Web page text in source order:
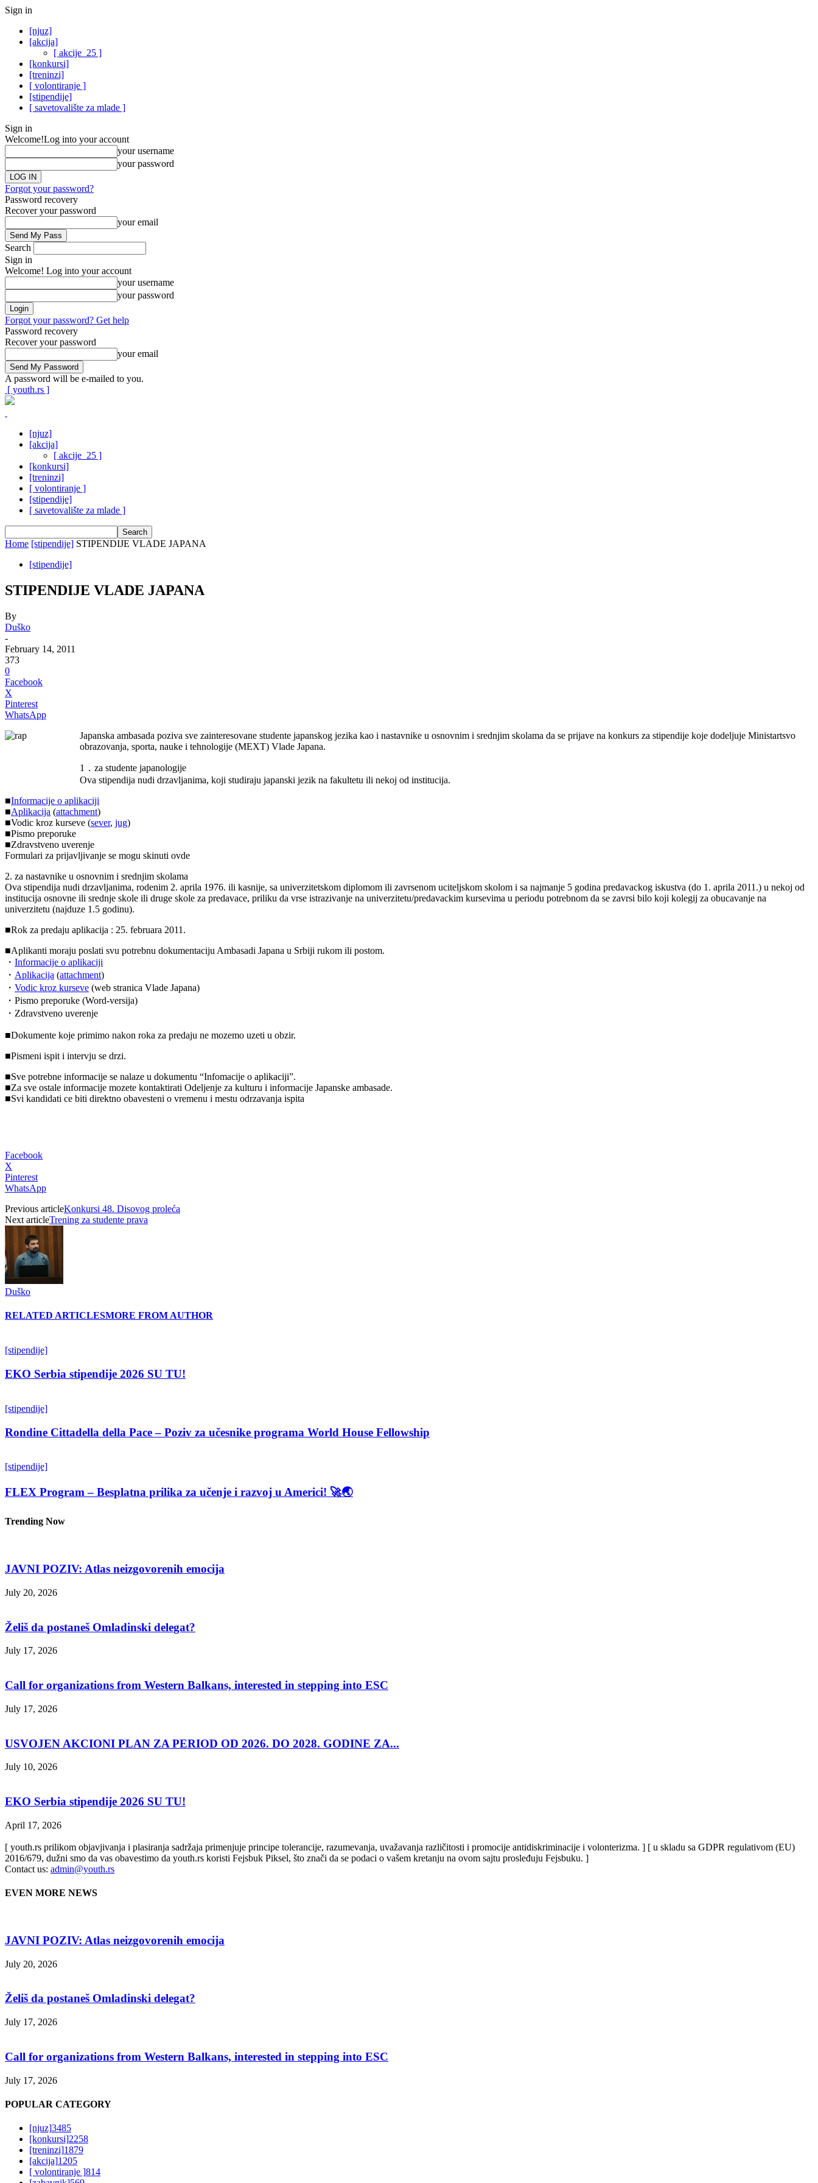
Sign in
[njuz]
[akcija]
[ akcije_25 ]
[konkursi]
[treninzi]
[ volontiranje ]
[stipendije]
[ savetovalište za mlade ]
Sign in
Welcome!Log into your account
your username
your password
Forgot your password?
Password recovery
Recover your password
your email
Search
Sign in
Welcome! Log into your account
your username
your password
Forgot your password? Get help
Password recovery
Recover your password
your email
A password will be e-mailed to you.
[ youth.rs ]
[njuz]
[akcija]
[ akcije_25 ]
[konkursi]
[treninzi]
[ volontiranje ]
[stipendije]
[ savetovalište za mlade ]
Home [stipendije] STIPENDIJE VLADE JAPANA
[stipendije]
STIPENDIJE VLADE JAPANA
By
Duško
-
February 14, 2011
373
0
Facebook
X
Pinterest
WhatsApp
Japanska ambasada poziva sve zainteresovane studente japanskog jezika kao i nastavnike u osnovnim i srednjim skolama da se prijave na konkurs za stipendije koje dodeljuje Ministartsvo
obrazovanja, sporta, nauke i tehnologije (MEXT) Vlade Japana.
1．za studente japanologije
Ova stipendija nudi drzavljanima, koji studiraju japanski jezik na fakultetu ili nekoj od institucija.
■Informacije o aplikaciji
■Aplikacija (attachment)
■Vodic kroz kurseve (sever, jug)
■Pismo preporuke
■Zdravstveno uverenje
Formulari za prijavljivanje se mogu skinuti ovde
2. za nastavnike u osnovnim i srednjim skolama
Ova stipendija nudi drzavljanima, rodenim 2. aprila 1976. ili kasnije, sa univerzitetskom diplomom ili zavrsenom uciteljskom skolom i sa najmanje 5 godina predavackog iskustva (do 1. aprila 2011.) u nekoj od
institucija osnovne ili srednje skole ili druge skole za predavace, priliku da vrse istrazivanje na univerzitetu/predavackim kursevima u periodu potrebnom da se zavrsi bilo koji kolegij za obucavanje na
univerzitetu (najduze 1.5 godinu).
■Rok za predaju aplikacija : 25. februara 2011.
■Aplikanti moraju poslati svu potrebnu dokumentaciju Ambasadi Japana u Srbiji rukom ili postom.
・ Informacije o aplikaciji
・ Aplikacija (attachment)
・ Vodic kroz kurseve (web stranica Vlade Japana)
・Pismo preporuke (Word-versija)
・Zdravstveno uverenje
■Dokumente koje primimo nakon roka za predaju ne mozemo uzeti u obzir.
■Pismeni ispit i intervju se drzi.
■Sve potrebne informacije se nalaze u dokumentu “Infomacije o aplikaciji”.
■Za sve ostale informacije mozete kontaktirati Odeljenje za kulturu i informacije Japanske ambasade.
■Svi kandidati ce biti direktno obavesteni o vremenu i mestu odrzavanja ispita
Facebook
X
Pinterest
WhatsApp
Previous articleKonkursi 48. Disovog proleća
Next articleTrening za studente prava
Duško
RELATED ARTICLESMORE FROM AUTHOR
[stipendije]
EKO Serbia stipendije 2026 SU TU!
[stipendije]
Rondine Cittadella della Pace – Poziv za učesnike programa World House Fellowship
[stipendije]
FLEX Program – Besplatna prilika za učenje i razvoj u Americi! 🚀🌏
Trending Now
JAVNI POZIV: Atlas neizgovorenih emocija
July 20, 2026
Želiš da postaneš Omladinski delegat?
July 17, 2026
Call for organizations from Western Balkans, interested in stepping into ESC
July 17, 2026
USVOJEN AKCIONI PLAN ZA PERIOD OD 2026. DO 2028. GODINE ZA...
July 10, 2026
EKO Serbia stipendije 2026 SU TU!
April 17, 2026
[ youth.rs prilikom objavjivanja i plasiranja sadržaja primenjuje principe tolerancije, razumevanja, uvažavanja različitosti i promocije antidiskriminacije i volonterizma. ] [ u skladu sa GDPR regulativom (EU)
2016/679, dužni smo da vas obavestimo da youth.rs koristi Fejsbuk Piksel, što znači da se podaci o vašem kretanju na ovom sajtu prosleđuju Fejsbuku. ]
Contact us: admin@youth.rs
EVEN MORE NEWS
JAVNI POZIV: Atlas neizgovorenih emocija
July 20, 2026
Želiš da postaneš Omladinski delegat?
July 17, 2026
Call for organizations from Western Balkans, interested in stepping into ESC
July 17, 2026
POPULAR CATEGORY
[njuz]3485
[konkursi]2258
[treninzi]1879
[akcija]1205
[ volontiranje ]814